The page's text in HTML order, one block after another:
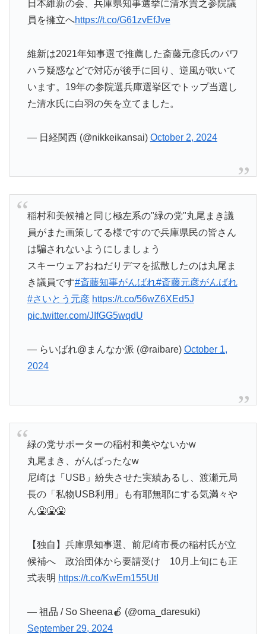
日本維新の会、兵庫県知事選挙に清水貴之参院議
員を擁立へhttps://t.co/G61zvEfJve
維新は2021年知事選で推薦した斎藤元彦氏のパワ
ハラ疑惑などで対応が後手に回り、逆風が吹いて
います。19年の参院選兵庫選挙区でトップ当選し
た清水氏に白羽の矢を立てました。
— 日経関西 (@nikkeikansai) October 2, 2024
稲村和美候補と同じ極左系の"緑の党"丸尾まき議
員がまた画策してる様ですので兵庫県民の皆さん
は騙されないようにしましょう
スキーウェアおねだりデマを拡散したのは丸尾ま
き議員です#斎藤知事がんばれ#斎藤元彦がんばれ
#さいとう元彦 https://t.co/56wZ6XEd5J
pic.twitter.com/JIfGG5wqdU
— らいばれ@まんなか派 (@raibare) October 1,
2024
緑の党サポーターの稲村和美やないかw
丸尾まき、がんばったなw
尼崎は「USB」紛失させた実績あるし、渡瀬元局
長の「私物USB利用」も有耶無耶にする気満々や
ん🤮🤮🤮
【独自】兵庫県知事選、前尼崎市長の稲村氏が立
候補へ 政治団体から要請受け 10月上旬にも正
式表明 https://t.co/KwEm155UtI
— 祖品 / So Sheena🍎 (@oma_daresuki)
September 29, 2024